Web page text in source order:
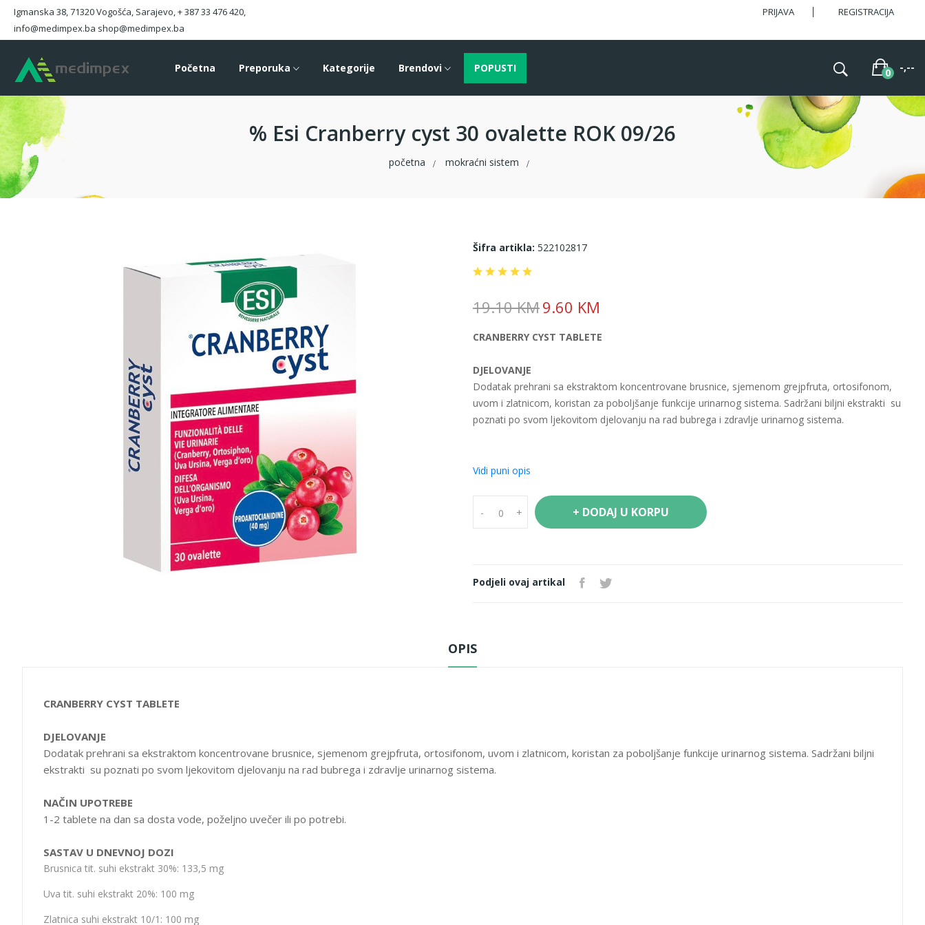
Igmanska 38, 71320 Vogošća, Sarajevo, + 387 33 476 420,
info@medimpex.ba shop@medimpex.ba
PRIJAVA REGISTRACIJA
Početna Preporuka Kategorije Brendovi POPUSTI -,--
% Esi Cranberry cyst 30 ovalette ROK 09/26
početna mokraćni sistem
Šifra artikla: 522102817
19.10 KM9.60 KM
CRANBERRY CYST TABLETE
DJELOVANJE
Dodatak prehrani sa ekstraktom koncentrovane brusnice, sjemenom grejpfruta, ortosifonom,
uvom i zlatnicom, koristan za poboljšanje funkcije urinarnog sistema. Sadržani biljni ekstrakti su
poznati po svom ljekovitom djelovanju na rad bubrega i zdravlje urinarnog sistema.
1-2 tablete na dan sa dosta vode, poželjno uvečer ili po potrebi.
SASTAV U DNEVNOJ DOZI
Brusnica tit. suhi ekstrakt 30%: 133,5 mg
Ortosifon tit. 0,2%: 100 mg
PROIZVOD SE PREPORUČUJE ZA
urogenitalni sistem
Vidi puni opis
- + + DODAJ U KORPU
Podjeli ovaj artikal
OPIS
CRANBERRY CYST TABLETE
DJELOVANJE
Dodatak prehrani sa ekstraktom koncentrovane brusnice, sjemenom grejpfruta, ortosifonom, uvom i zlatnicom, koristan za poboljšanje funkcije urinarnog sistema. Sadržani biljni
ekstrakti su poznati po svom ljekovitom djelovanju na rad bubrega i zdravlje urinarnog sistema.
NAČIN UPOTREBE
1-2 tablete na dan sa dosta vode, poželjno uvečer ili po potrebi.
SASTAV U DNEVNOJ DOZI
Brusnica tit. suhi ekstrakt 30%: 133,5 mg
Uva tit. suhi ekstrakt 20%: 100 mg
Zlatnica suhi ekstrakt 10/1: 100 mg